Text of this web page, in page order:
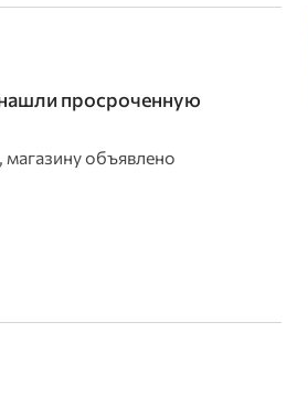
просроченную
объявлено